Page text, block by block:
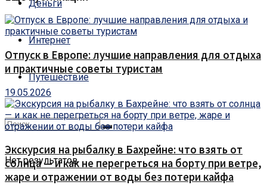
Деньги
Интернет
Путешествие
Нет результатов
Отпуск в Европе: лучшие направления для отдыха
и практичные советы туристам
19.05.2026
Экскурсия на рыбалку в Бахрейне: что взять от
солнца — и как не перегреться на борту при ветре,
жаре и отражении от воды без потери кайфа